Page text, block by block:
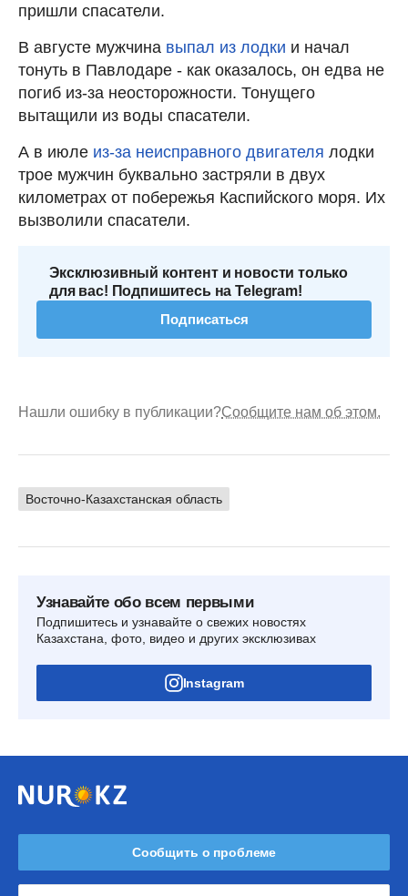
пришли спасатели.
В августе мужчина выпал из лодки и начал
тонуть в Павлодаре - как оказалось, он едва не
погиб из-за неосторожности. Тонущего
вытащили из воды спасатели.
А в июле из-за неисправного двигателя лодки
трое мужчин буквально застряли в двух
километрах от побережья Каспийского моря. Их
вызволили спасатели.
Эксклюзивный контент и новости только
для вас! Подпишитесь на Telegram!
Подписаться
Нашли ошибку в публикации?Сообщите нам об этом.
Восточно-Казахстанская область
Узнавайте обо всем первыми
Подпишитесь и узнавайте о свежих новостях
Казахстана, фото, видео и других эксклюзивах
Instagram
Сообщить о проблеме